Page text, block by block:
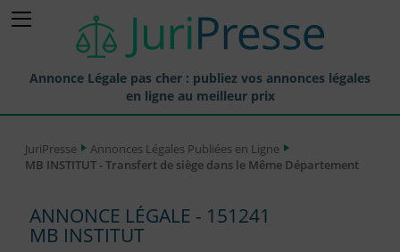
Annonce Légale pas cher : publiez vos annonces légales
en ligne au meilleur prix
Annonces Légales Publiées
Journaux Habilités (JAL) Annonces Légales
JuriPresse
Annonces Légales Publiées en Ligne
MB INSTITUT - Transfert de siège dans le Même Département
ANNONCE LÉGALE - 151241
MB INSTITUT